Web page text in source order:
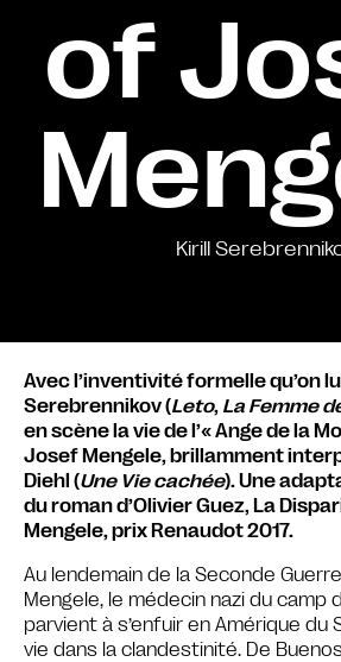
of
Kirill
Avec l’inventivité formelle qu’on
Serebrennikov (Leto, La Femme
en scène la vie de l’« Ange de la
Josef Mengele, brillamment
Diehl (Une Vie cachée). Une
du roman d’Olivier Guez, La
Mengele, prix Renaudot 2017.
Au lendemain de la Seconde
Mengele, le médecin nazi du camp
parvient à s’enfuir en Amérique du
vie dans la clandestinité. De